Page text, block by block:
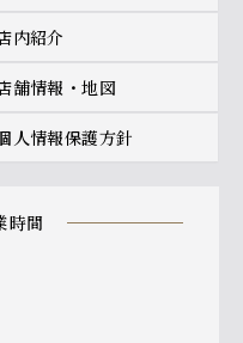
店内紹介
店舗情報・地図
個人情報保護方針
時間